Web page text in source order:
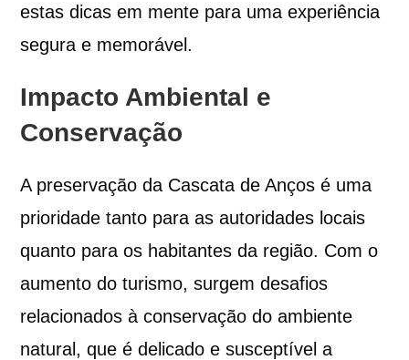
estas dicas em mente para uma experiência
segura e memorável.
Impacto Ambiental e
Conservação
A preservação da Cascata de Anços é uma
prioridade tanto para as autoridades locais
quanto para os habitantes da região. Com o
aumento do turismo, surgem desafios
relacionados à conservação do ambiente
natural, que é delicado e susceptível a